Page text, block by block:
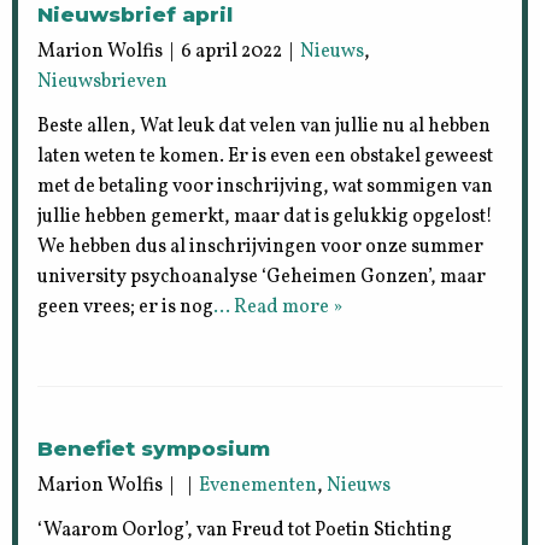
Nieuwsbrief april
Marion Wolfis | 6 april 2022 |Nieuws,
Nieuwsbrieven
Beste allen, Wat leuk dat velen van jullie nu al hebben
laten weten te komen. Er is even een obstakel geweest
met de betaling voor inschrijving, wat sommigen van
jullie hebben gemerkt, maar dat is gelukkig opgelost!
We hebben dus al inschrijvingen voor onze summer
university psychoanalyse ‘Geheimen Gonzen’, maar
geen vrees; er is nog… Read more »
Benefiet symposium
Marion Wolfis | |Evenementen,Nieuws
‘Waarom Oorlog’, van Freud tot Poetin Stichting